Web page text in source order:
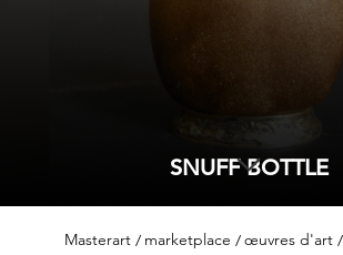
SNUFF BOTTLE
Masterart marketplace œuvres d'art